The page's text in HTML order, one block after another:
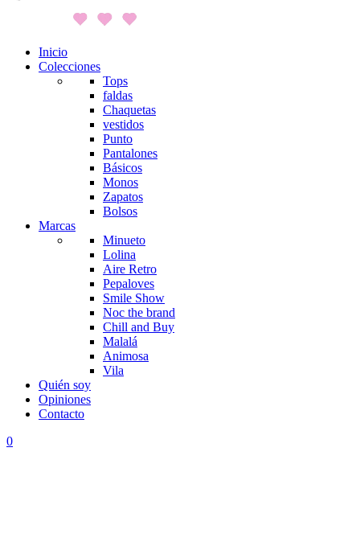
Inicio
Colecciones
Tops
faldas
Chaquetas
vestidos
Punto
Pantalones
Básicos
Monos
Zapatos
Bolsos
Marcas
Minueto
Lolina
Aire Retro
Pepaloves
Smile Show
Noc the brand
Chill and Buy
Malalá
Animosa
Vila
Quién soy
Opiniones
Contacto
0